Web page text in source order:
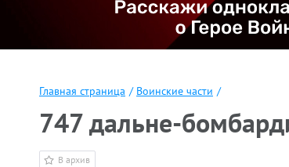
Главная страница / Воинские части /
747 дальне-
В архив